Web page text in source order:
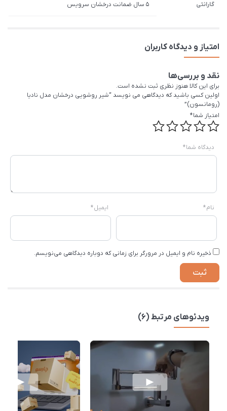
گارانتی 5 سال ضمانت درخشان سرویس
امتیاز و دیدگاه کاربران
نقد و بررسی‌ها
برای این کالا هنوز نظری ثبت نشده است.
اولین کسی باشید که دیدگاهی می نویسد “شیر روشویی درخشان مدل نادیا
(رومانسون)”
امتیاز شما*
دیدگاه شما*
نام* ایمیل*
ذخیره نام و ایمیل در مرورگر برای زمانی که دوباره دیدگاهی می‌نویسم.
ویدئوهای مرتبط (6)